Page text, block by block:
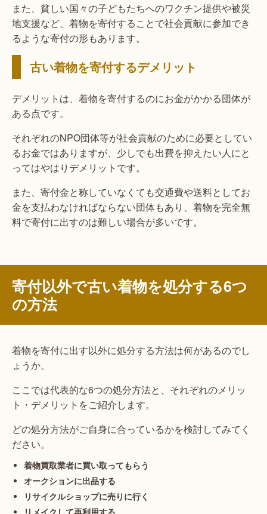
また、貧しい国々の子どもたちへのワクチン提供や被災
地支援など、着物を寄付することで社会貢献に参加でき
るような寄付の形もあります。
古い着物を寄付するデメリット
デメリットは、着物を寄付するのにお金がかかる団体が
ある点です。
それぞれのNPO団体等が社会貢献のために必要としてい
るお金ではありますが、少しでも出費を抑えたい人にと
ってはやはりデメリットです。
また、寄付金と称していなくても交通費や送料としてお
金を支払わなければならない団体もあり、着物を完全無
料で寄付に出すのは難しい場合が多いです。
寄付以外で古い着物を処分する6つ
の方法
着物を寄付に出す以外に処分する方法は何があるのでし
ょうか。
ここでは代表的な6つの処分方法と、それぞれのメリッ
ト・デメリットをご紹介します。
どの処分方法がご自身に合っているかを検討してみてく
ださい。
着物買取業者に買い取ってもらう
オークションに出品する
リサイクルショップに売りに行く
リメイクして再利用する